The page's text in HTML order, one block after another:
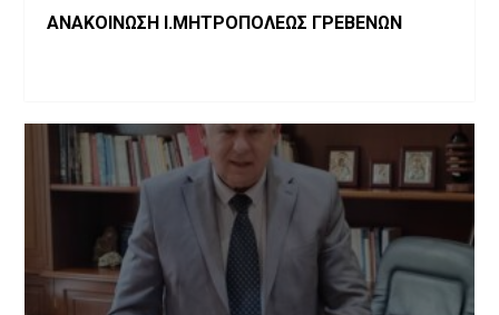
ΑΝΑΚΟΙΝΩΣΗ Ι.ΜΗΤΡΟΠΟΛΕΩΣ ΓΡΕΒΕΝΩΝ